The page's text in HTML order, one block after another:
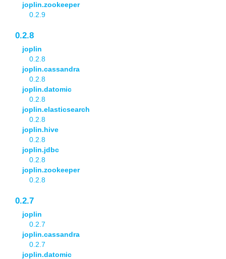
joplin.zookeeper
0.2.9
0.2.8
joplin
0.2.8
joplin.cassandra
0.2.8
joplin.datomic
0.2.8
joplin.elasticsearch
0.2.8
joplin.hive
0.2.8
joplin.jdbc
0.2.8
joplin.zookeeper
0.2.8
0.2.7
joplin
0.2.7
joplin.cassandra
0.2.7
joplin.datomic